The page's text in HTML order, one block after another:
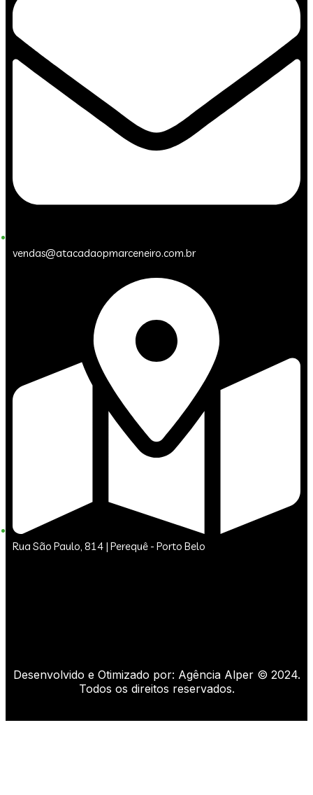
vendas@atacadaopmarceneiro.com.br
Rua São Paulo, 814 | Perequê - Porto Belo
Desenvolvido e Otimizado por: Agência Alper © 2024.
Todos os direitos reservados.